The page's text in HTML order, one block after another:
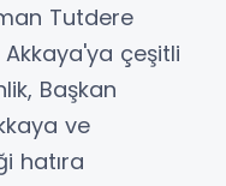
Tutdere
çeşitli
Başkan
ve
hatıra